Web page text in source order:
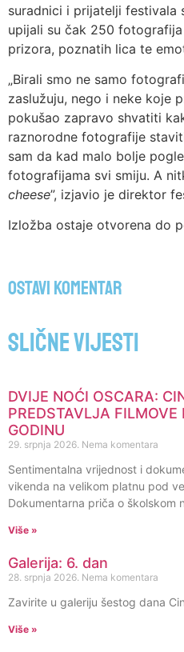
suradnici i prijatelji festivala
upijali su čak 250
prizora, poznatih lica te
„Birali smo ne samo
zaslužuju, nego i neke koje
pokušao zapravo shvatiti
raznorodne fotografije
sam da kad malo bolje
fotografijama svi smiju. A
cheese”, izjavio je direktor
Izložba ostaje otvorena do
Ostavi komentar
Slične vijesti
DVIJE NOĆI OSCARA:
PREDSTAVLJA FILMOVE
GODINU
29. srpnja 2026. Nema komentara
Sentimentalna vrijednost i
vikenda na velikom platnu pod
Dokumentarna priča o školskom
Više »
Galerija: 6. dan
28. srpnja 2026. Nema komentara
Zavirite u galeriju šestog dana
Više »